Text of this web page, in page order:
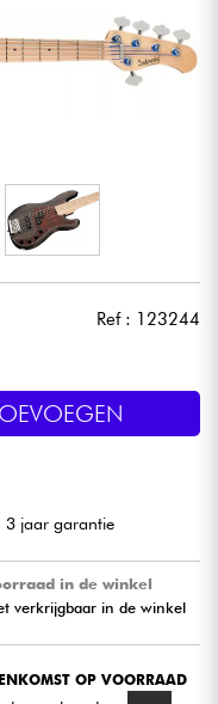
Ref : 123244
3 jaar garantie
in de winkel
verkrijgbaar in de winkel
OP VOORRAAD